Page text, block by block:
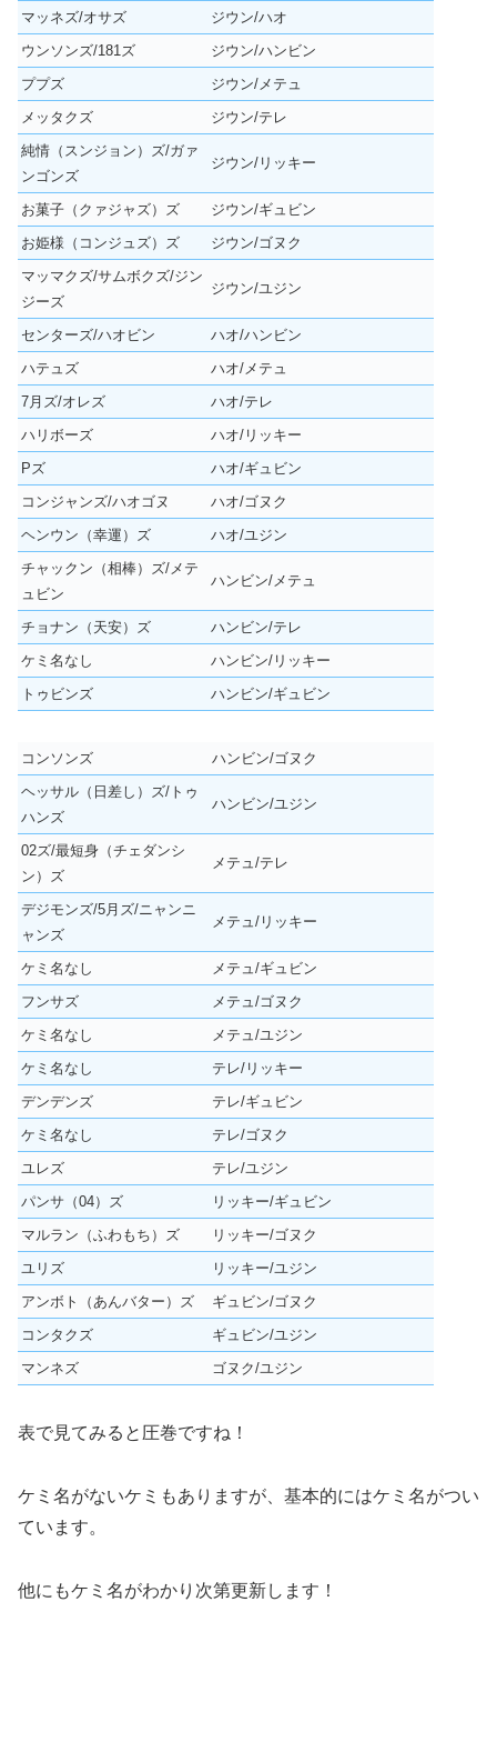
マッネズ/オサズ
ジウン/ハオ
ウンソンズ/181ズ
ジウン/ハンビン
ププズ
ジウン/メテュ
メッタクズ
ジウン/テレ
純情（スンジョン）ズ/ガァ
ンゴンズ
ジウン/リッキー
お菓子（クァジャズ）ズ
ジウン/ギュビン
お姫様（コンジュズ）ズ
ジウン/ゴヌク
マッマクズ/サムボクズ/ジン
ジーズ
ジウン/ユジン
センターズ/ハオビン
ハオ/ハンビン
ハテュズ
ハオ/メテュ
7月ズ/オレズ
ハオ/テレ
ハリボーズ
ハオ/リッキー
Pズ
ハオ/ギュビン
コンジャンズ/ハオゴヌ
ハオ/ゴヌク
ヘンウン（幸運）ズ
ハオ/ユジン
チャックン（相棒）ズ/メテ
ュビン
ハンビン/メテュ
チョナン（天安）ズ
ハンビン/テレ
ケミ名なし
ハンビン/リッキー
トゥビンズ
ハンビン/ギュビン
コンソンズ
ハンビン/ゴヌク
ヘッサル（日差し）ズ/トゥ
ハンズ
ハンビン/ユジン
02ズ/最短身（チェダンシ
ン）ズ
メテュ/テレ
デジモンズ/5月ズ/ニャンニ
ャンズ
メテュ/リッキー
ケミ名なし
メテュ/ギュビン
フンサズ
メテュ/ゴヌク
ケミ名なし
メテュ/ユジン
ケミ名なし
テレ/リッキー
デンデンズ
テレ/ギュビン
ケミ名なし
テレ/ゴヌク
ユレズ
テレ/ユジン
パンサ（04）ズ
リッキー/ギュビン
マルラン（ふわもち）ズ
リッキー/ゴヌク
ユリズ
リッキー/ユジン
アンボト（あんバター）ズ
ギュビン/ゴヌク
コンタクズ
ギュビン/ユジン
マンネズ
ゴヌク/ユジン
表で見てみると圧巻ですね！
ケミ名がないケミもありますが、基本的にはケミ名がつい
ています。
他にもケミ名がわかり次第更新します！